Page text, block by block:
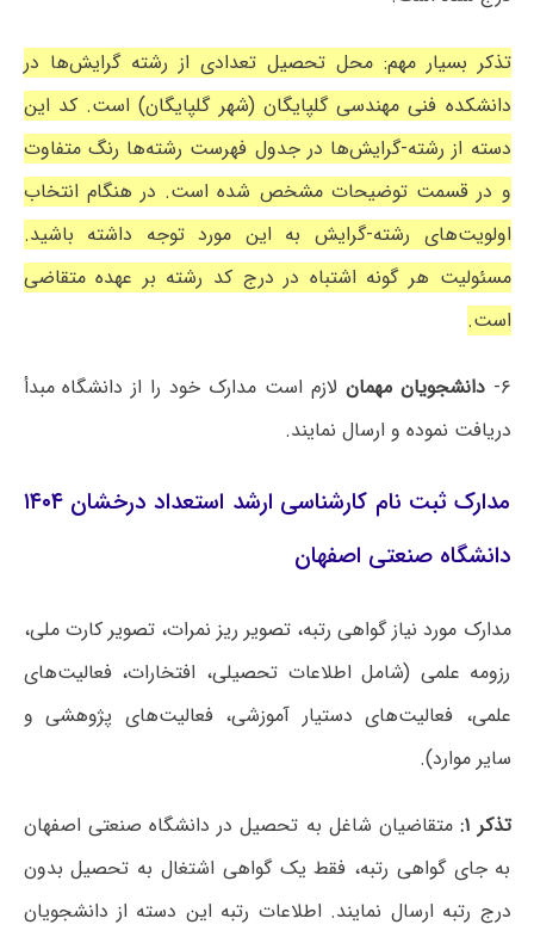
تذکر بسیار مهم: محل تحصیل تعدادی از رشته گرایش‌ها در
دانشکده فنی مهندسی گلپایگان (شهر گلپایگان) است. کد این
دسته از رشته-گرایش‌ها در جدول فهرست رشته‌ها رنگ متفاوت
و در قسمت توضیحات مشخص شده است. در هنگام انتخاب
اولویت‌های رشته-گرایش به این مورد توجه داشته باشید.
مسئولیت هر گونه اشتباه در درج کد رشته بر عهده متقاضی
است.
۶- دانشجویان مهمان لازم است مدارک خود را از دانشگاه مبدأ
دریافت نموده و ارسال نمایند.
مدارک ثبت نام کارشناسی ارشد استعداد درخشان ۱۴۰۴
دانشگاه صنعتی اصفهان
مدارک مورد نیاز گواهی رتبه، تصویر ریز نمرات، تصویر کارت ملی،
رزومه علمی (شامل اطلاعات تحصیلی، افتخارات، فعالیت‌های
علمی، فعالیت‌های دستیار آموزشی، فعالیت‌های پژوهشی و
سایر موارد).
تذکر ۱: متقاضیان شاغل به تحصیل در دانشگاه صنعتی اصفهان
به جای گواهی رتبه، فقط یک گواهی اشتغال به تحصیل بدون
درج رتبه ارسال نمایند. اطلاعات رتبه این دسته از دانشجویان